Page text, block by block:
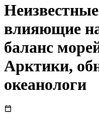
влияющие
баланс
Арктики,
океанологи